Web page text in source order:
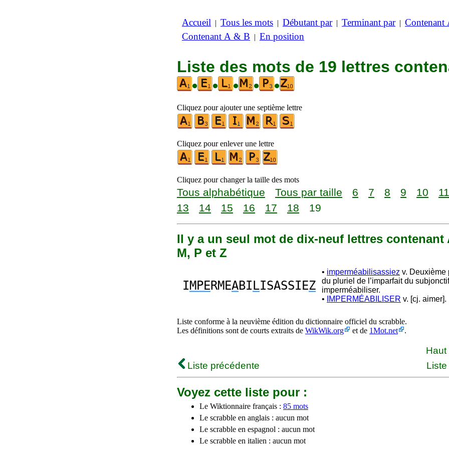
Accueil | Tous les mots | Débutant par| Terminant par| Contenant
Contenant A & B | En position
Liste des mots de 19 lettres
•
• • • •
Cliquez pour ajouter une septième lettre
Cliquez pour enlever une lettre
Cliquez pour changer la taille des mots
Tous alphabétique Tous par taille 6 7 8 9 10 11
13
14 15 16 17 18 19
Il y a un seul mot de dix-neuf lettres contenant
M, P et Z
IMPERMEABI LISASSIEZ
• imperméabilisassiez v. Deuxième
du pluriel de l’imparfait du
imperméabiliser.
•
IMPERMÉABILISER v. [cj. aimer].
Liste conforme à la neuvième édition du dictionnaire officiel du scrabble.
Les définitions sont de courts extraits de WikWik.org et de 1Mot.net .
Haut
Liste précédente
Voyez cette liste pour :
Le Wiktionnaire français : 85 mots
Le scrabble en anglais : aucun mot
Le scrabble en espagnol : aucun mot
Le scrabble en italien : aucun mot